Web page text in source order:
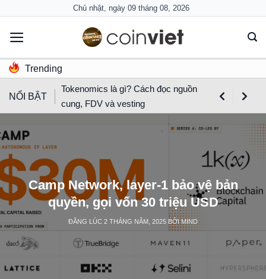
content
Chủ nhật, ngày 09 tháng 08, 2026
Trending
NỔI BẬT
Tokenomics là gì? Cách đọc nguồn
cung, FDV và vesting
Camp Network, layer-1 bảo vệ bản
quyền, gọi vốn 30 triệu USD
ĐĂNG LÚC 2 THÁNG NĂM, 2025 BỞIMIND